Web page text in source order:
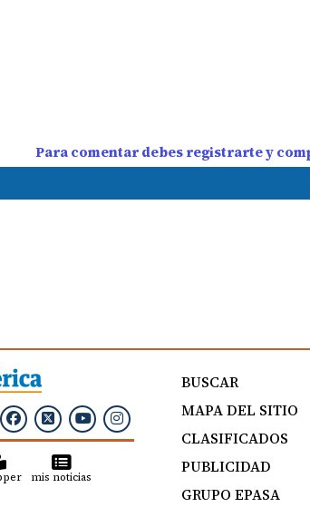
Para comentar debes registrarte y
mis noticias
BUSCAR
MAPA DEL SITIO
CLASIFICADOS
PUBLICIDAD
GRUPO EPASA